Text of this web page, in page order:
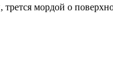
мордой о